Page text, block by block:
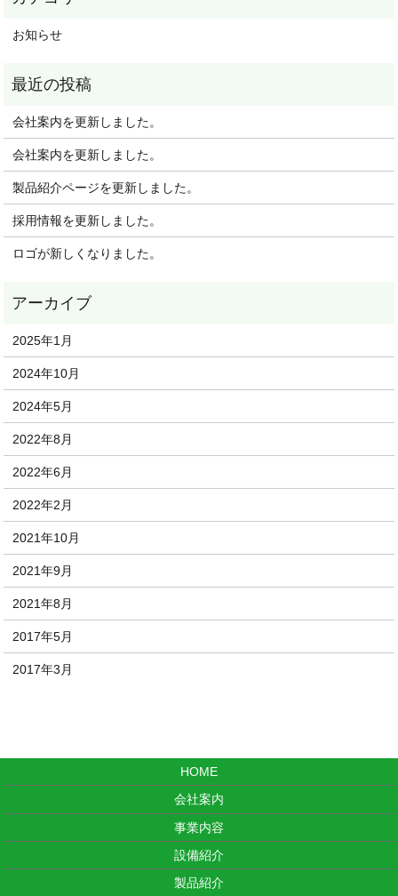
お知らせ
会社案内を更新しました。
会社案内を更新しました。
製品紹介ページを更新しました。
採用情報を更新しました。
ロゴが新しくなりました。
2025年1月
2024年10月
2024年5月
2022年8月
2022年6月
2022年2月
2021年10月
2021年9月
2021年8月
2017年5月
2017年3月
HOME
会社案内
事業内容
設備紹介
製品紹介